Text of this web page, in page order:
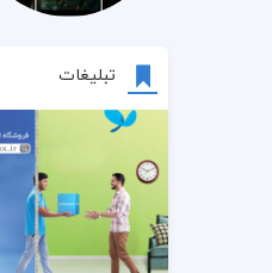
تبلیغات